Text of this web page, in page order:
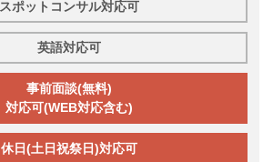
スポットコンサル対応可
英語対応可
事前面談(無料)
対応可(WEB対応含む)
休日(土日祝祭日)対応可